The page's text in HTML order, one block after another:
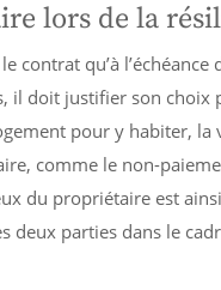
lors de la
contrat qu’à l’échéance
il doit justifier son choix
pour y habiter, la
comme le non-
du propriétaire est
deux parties dans le